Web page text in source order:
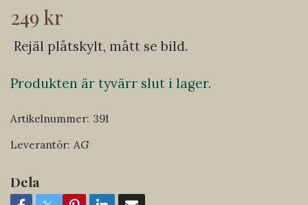
249 kr
Rejäl plåtskylt, mått se bild.
Produkten är tyvärr slut i lager.
Artikelnummer: 391
Leverantör: AG
Dela